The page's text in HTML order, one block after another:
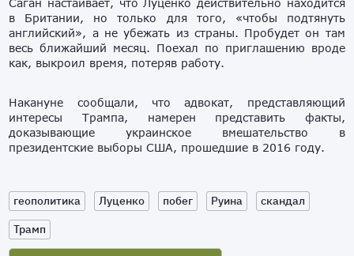
в Британии, но только для того, «чтобы подтянуть
английский», а не убежать из страны. Пробудет он там
весь ближайший месяц. Поехал по приглашению вроде
как, выкроил время, потеряв работу.
Накануне сообщали, что адвокат, представляющий
интересы Трампа, намерен представить факты,
доказывающие украинское вмешательство в
президентские выборы США, прошедшие в 2016 году.
геополитика Луценко побег Руина
скандал
Трамп